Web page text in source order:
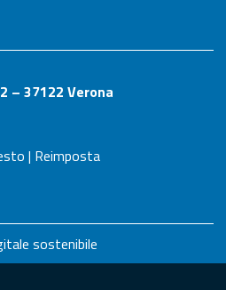
– 37122 Verona
| Reimposta
sostenibile